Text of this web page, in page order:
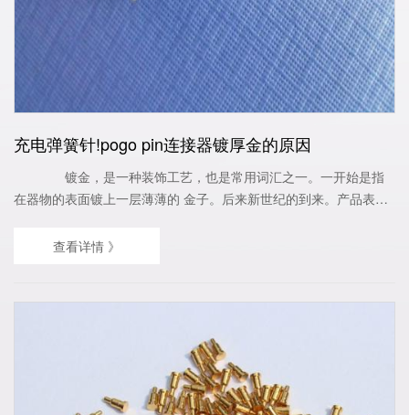
充电弹簧针!pogo pin连接器镀厚金的原因
镀金，是一种装饰工艺，也是常用词汇之一。一开始是指
在器物的表面镀上一层薄薄的 金子。后来新世纪的到来。产品表面
愈加频繁、电镀金可以降低接触电阻、使导电性能良好、产品易于
查看详情 》